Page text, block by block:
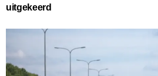
uitgekeerd